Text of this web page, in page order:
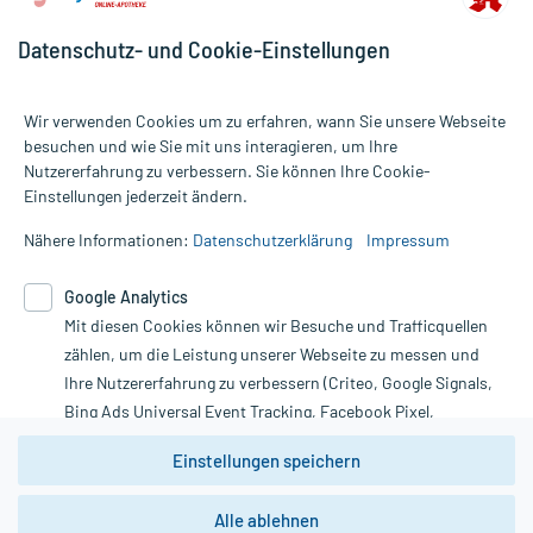
Alle Preise gelten inkl. MwSt., ggf. zzgl. Versandkosten
Informationen auf dieser Website werden ausschließlich für
die Untersuchung und Behandlung durch einen Arzt. Bitte
Therapien eingeleitet werden können. | Diese Webseite benutzt
Google Analytics. Lesen Sie bitte dazu die wichtigen Hinweise in
unserer Datenschutzerklärung. Für den Widerruf einer Bestellung
nutzen Sie das Formular:
Vertrag widerrufen
*Hinweise zu unseren Aktionen und Bewertungen
Datenschutz- und Cookie-Einstellungen
Wir verwenden Cookies um zu erfahren, wann Sie unsere Webseite
besuchen und wie Sie mit uns interagieren, um Ihre
Nutzererfahrung zu verbessern. Sie können Ihre Cookie-
Einstellungen jederzeit ändern.
Nähere Informationen: Datenschutzerklärung Impressum
Google Analytics
Mit diesen Cookies können wir Besuche und Trafficquellen
zählen, um die Leistung unserer Webseite zu messen und
Ihre Nutzererfahrung zu verbessern (Criteo, Google Signals,
Bing Ads Universal Event Tracking, Facebook Pixel,
Youtube-Social Plugin).
Wir weisen darauf hin, dass die
zwingend den Europäischen Anforderungen gem. EU-
Einstellungen speichern
Alle ablehnen